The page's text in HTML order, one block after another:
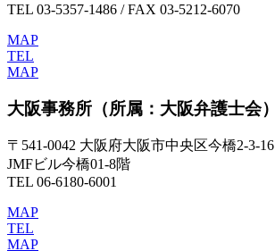
TEL 03-5357-1486 / FAX 03-5212-6070
MAP
TEL
MAP
大阪事務所 （所属：大阪弁護士会）
〒541-0042 大阪府大阪市中央区今橋2-3-16
JMFビル今橋01-8階
TEL 06-6180-6001
MAP
TEL
MAP